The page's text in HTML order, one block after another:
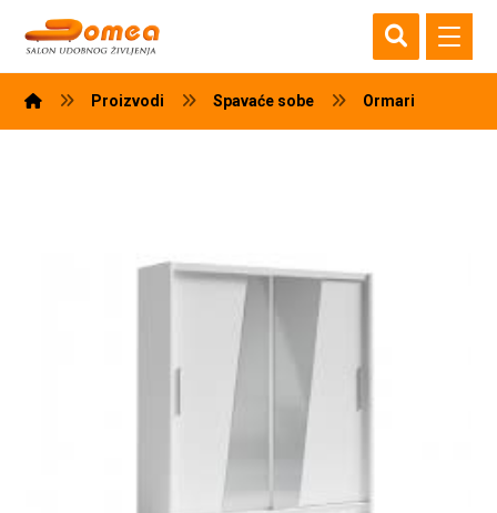
Proizvodi Spavaće sobe Ormari